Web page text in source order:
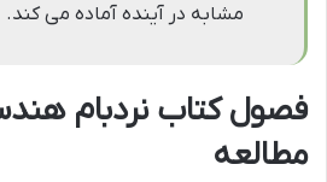
مشابه در آینده آماده می کند.
مطالعه